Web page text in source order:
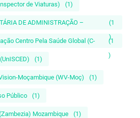
de Viaturas) (1)
DE ADMINISTRAÇÃO –
(1
)
Centro Pela Saúde Global (C-
(1
)
(1)
Moçambique (WV-Moç) (1)
Público (1)
Mozambique (1)